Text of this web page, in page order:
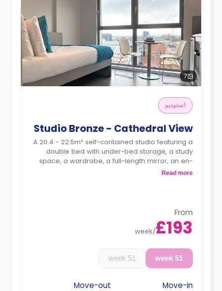
7
استوديو
Studio Bronze - Cathedral View
A 20.4 - 22.5m² self-contained studio featuring a
double bed with under-bed storage, a study
space, a wardrobe, a full-length mirror, an en-
suite bathroom, a private dining space, and a
Dual occupancy is available.
Read more
From
£193
/
week
51 week
51 week
Move-in
Move-out